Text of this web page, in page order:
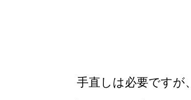
手直しは必要です